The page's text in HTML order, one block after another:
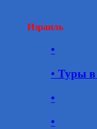
Израиль
•
• Туры
•
•